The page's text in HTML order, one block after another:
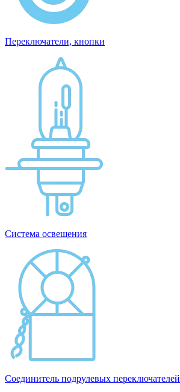
Переключатели, кнопки
Система освещения
Соединитель подрулевых переключателей